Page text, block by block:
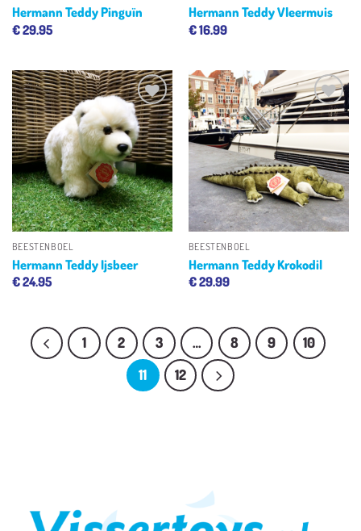
Hermann Teddy Pinguïn
€29.95
Hermann Teddy Vleermuis
€16.99
Toevoegen
aan
verlanglijst
BEESTENBOEL
Hermann Teddy Ijsbeer
€24.95
Toevoegen
aan
verlanglijst
BEESTENBOEL
Hermann Teddy Krokodil
€29.99
1 2 3 … 8 9
10
11
12